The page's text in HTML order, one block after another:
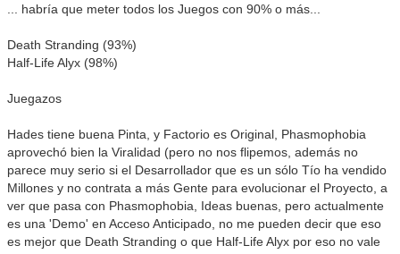
... habría que meter todos los Juegos con 90% o más...
Death Stranding (93%)
Half-Life Alyx (98%)
Juegazos
Hades tiene buena Pinta, y Factorio es Original, Phasmophobia
aprovechó bien la Viralidad (pero no nos flipemos, además no
parece muy serio si el Desarrollador que es un sólo Tío ha vendido
Millones y no contrata a más Gente para evolucionar el Proyecto, a
ver que pasa con Phasmophobia, Ideas buenas, pero actualmente
es una 'Demo' en Acceso Anticipado, no me pueden decir que eso
es mejor que Death Stranding o que Half-Life Alyx por eso no vale